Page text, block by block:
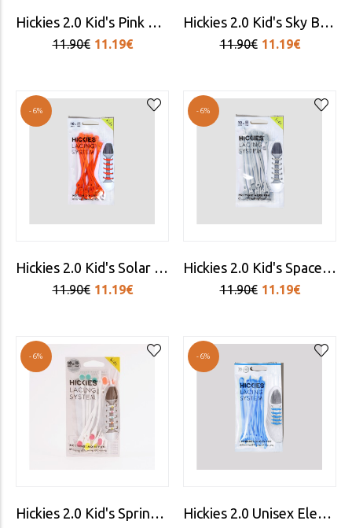
Hickies 2.0 Kid's Pink Laces
11.90€ 11.19€
Hickies 2.0 Kid's Sky Blue Laces
11.90€ 11.19€
-6%
Hickies 2.0 Kid's Solar Red Laces
11.90€ 11.19€
-6%
Hickies 2.0 Kid's Space Grey Laces
11.90€ 11.19€
-6%
Hickies 2.0 Kid's Sprinkles Laces
-6%
Hickies 2.0 Unisex Electric Blue Laces